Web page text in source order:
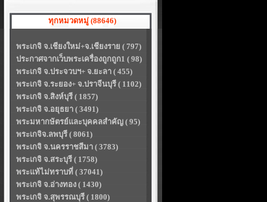
ทุกหมวดหมู่ (88646)
พระเกจิ จ.เชียงใหม่+จ.เชียงราย ( 797)
ประกาศจากเว็บพระเครื่องถูกถูก1 ( 98)
พระเกจิ จ.ประจวบฯ+ จ.ยะลา ( 455)
พระเกจิ จ.ระยอง+ จ.ปราจีนบุรี ( 1102)
พระเกจิ จ.สิงห์บุรี ( 1857)
พระเกจิ จ.อยุธยา ( 3491)
พระมหากษัตรย์และบุคคลสำคัญ ( 95)
พระเกจิจ.ลพบุรี ( 8061)
พระเกจิ จ.นครราชสีมา ( 3783)
พระเกจิ จ.สระบุรี ( 1758)
พระแท้ไม่ทราบที่ ( 37041)
พระเกจิ จ.อ่างทอง ( 1430)
พระเกจิ จ.สุพรรณบุรี ( 1800)